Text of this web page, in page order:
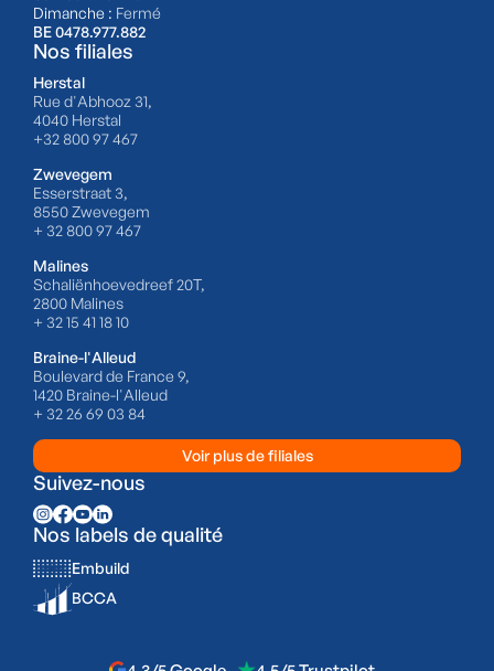
Dimanche : Fermé
BE 0478.977.882
Nos filiales
Herstal
Rue d'Abhooz 31,
4040 Herstal
+32 800 97 467
Zwevegem
Esserstraat 3,
8550 Zwevegem
+ 32 800 97 467
Malines
Schaliënhoevedreef 20T,
2800 Malines
+ 32 15 41 18 10
Braine-l'Alleud
Boulevard de France 9,
1420 Braine-l'Alleud
+ 32 26 69 03 84
Voir plus de filiales
Suivez-nous
Nos labels de qualité
Embuild
BCCA